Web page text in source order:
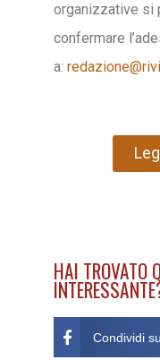
organizzative si
confermare
a:
HAI TROVATO
Condividi